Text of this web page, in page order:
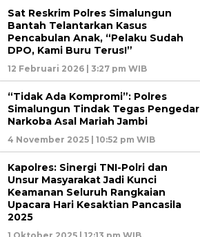
Sat Reskrim Polres Simalungun
Bantah Telantarkan Kasus
Pencabulan Anak, “Pelaku Sudah
DPO, Kami Buru Terus!”
12 Februari 2026 | 3:27 pm WIB
“Tidak Ada Kompromi”: Polres
Simalungun Tindak Tegas Pengedar
Narkoba Asal Mariah Jambi
4 November 2025 | 10:52 pm WIB
Kapolres: Sinergi TNI-Polri dan
Unsur Masyarakat Jadi Kunci
Keamanan Seluruh Rangkaian
Upacara Hari Kesaktian Pancasila
2025